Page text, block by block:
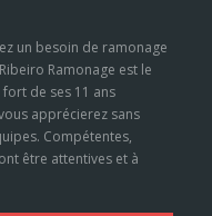
un besoin de ramonage
Ramonage est le
de ses 11 ans
apprécierez sans
Compétentes,
être attentives et à